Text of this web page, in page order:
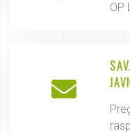
OP